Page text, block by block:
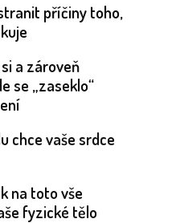
příčiny toho,
a zároveň
se „zaseklo“
chce vaše srdce
na toto vše
fyzické tělo